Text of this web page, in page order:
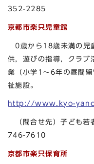
352-2285
京都市楽只児童館
0歳から18歳未満の児
供，遊びの指導，クラブ
業（小学1～6年の昼間
祉施設。
http://www.kyo-
（問合せ先）子ども
746-7610
京都市楽只保育所